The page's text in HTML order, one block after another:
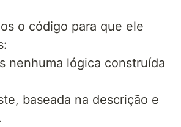
o código para que ele
nenhuma lógica construída
baseada na descrição e